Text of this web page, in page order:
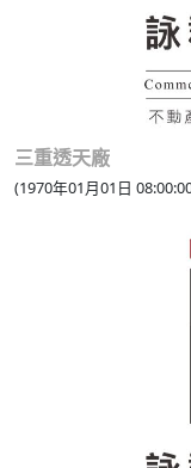
三重透天廠
(1970年01月01日